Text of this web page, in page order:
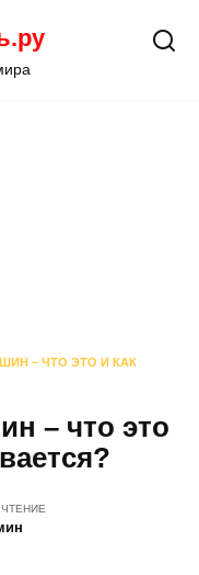
– ЧТО ЭТО И КАК
– что это